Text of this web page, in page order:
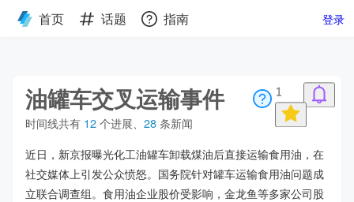
首页 话题 指南 登录
1
油罐车交叉运输事件
时间线共有 12个进展 28条新闻
近日，新京报曝光化工油罐车卸载煤油后直接运输食用油，在
社交媒体上引发公众愤怒。国务院针对罐车运输食用油问题成
立联合调查组。食用油企业股价受影响，金龙鱼等多家公司股